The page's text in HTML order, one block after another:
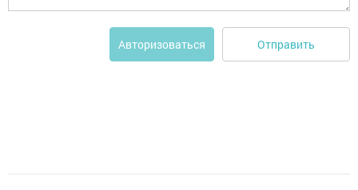
Авторизоваться Отправить